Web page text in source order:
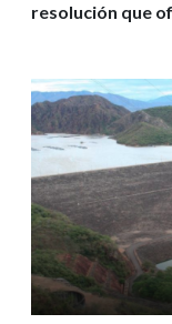
resolución que